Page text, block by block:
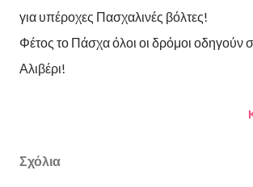
για υπέροχες Πασχαλινές βόλτες!
Φέτος το Πάσχα όλοι οι δρόμοι οδηγούν
Αλιβέρι!
Σχόλια